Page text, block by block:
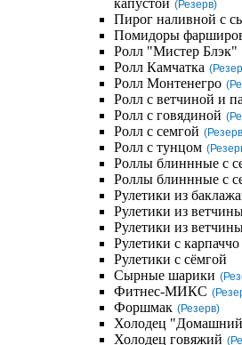
капустой (Резерв)
Пирог наливной с
Помидоры
Ролл "Мистер Блэк"
Ролл Камчатка
Ролл Монтенегро
Ролл с ветчиной и
Ролл с говядиной
Ролл с семгой
Ролл с тунцом
Роллы блиннные с
Роллы блиннные с
Рулетики из
Рулетики из
Рулетики из
Рулетики с карпаччо
Рулетики с сёмгой
Сырные шарики
Фитнес-МИКС
Форшмак (Резерв)
Холодец
Холодец говяжий